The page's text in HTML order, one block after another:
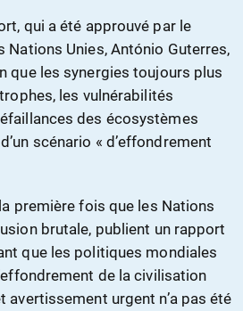
qui a été approuvé par le
Nations Unies, António Guterres,
que les synergies toujours plus
les vulnérabilités
des écosystèmes
scénario « d’effondrement
première fois que les Nations
brutale, publient un rapport
que les politiques mondiales
de la civilisation
avertissement urgent n’a pas été